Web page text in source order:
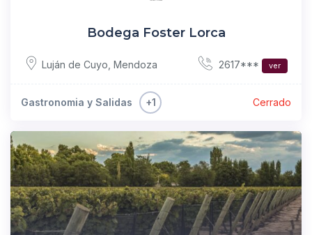
Bodega Foster Lorca
Luján de Cuyo Mendoza 2617*** ver
Gastronomia y Salidas +1 Cerrado